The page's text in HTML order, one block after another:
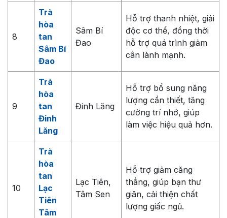
8
Trà
hòa
tan
Sâm Bí
Đao
Sâm Bí
Đao
Hỗ trợ thanh nhiệt, giải
độc cơ thể, đồng thời
hỗ trợ quá trình giảm
cân lành mạnh.
9
Trà
hòa
tan
Đinh
Lăng
Đinh Lăng
Hỗ trợ bổ sung năng
lượng cần thiết, tăng
cường trí nhớ, giúp
làm việc hiệu quả hơn.
10
Trà
hòa
tan
Lạc
Tiên
Tâm
Lạc Tiên,
Tâm Sen
Hỗ trợ giảm căng
thẳng, giúp bạn thư
giãn, cải thiện chất
lượng giấc ngủ.